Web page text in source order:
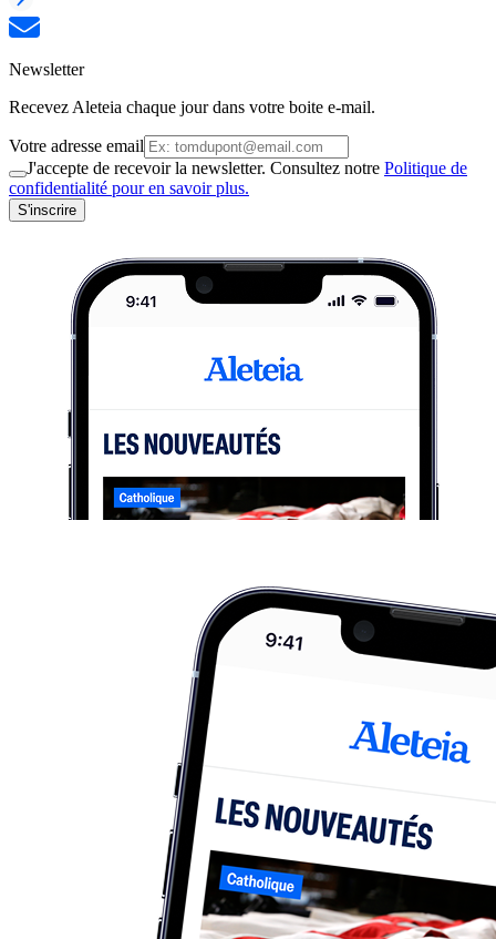
Newsletter
Recevez Aleteia chaque jour dans votre boite e-mail.
Votre adresse email
J'accepte de recevoir la newsletter. Consultez notre Politique de
confidentialité pour en savoir plus.
S'inscrire